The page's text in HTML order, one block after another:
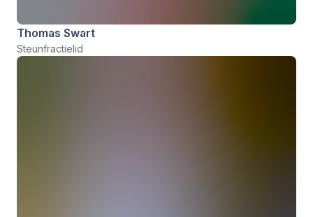
Thomas Swart
Steunfractielid